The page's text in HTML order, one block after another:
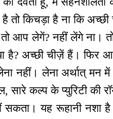
है तो किचड़ा है ना कि
आप लेगें? नहीं लेंगे ना।
है? अच्छी चीज़ें हैं। फिर
नहीं। लेना अर्थात्
कल्प के प्युरिटी की
सकता। यह रूहानी नशा